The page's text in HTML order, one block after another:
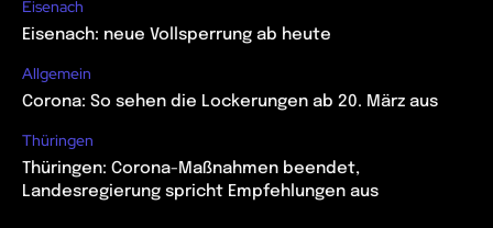
Eisenach
Eisenach: neue Vollsperrung ab heute
Allgemein
Corona: So sehen die Lockerungen ab 20. März aus
Thüringen
Thüringen: Corona-Maßnahmen beendet,
Landesregierung spricht Empfehlungen aus